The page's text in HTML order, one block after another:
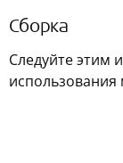
Сборка
Следуйте этим